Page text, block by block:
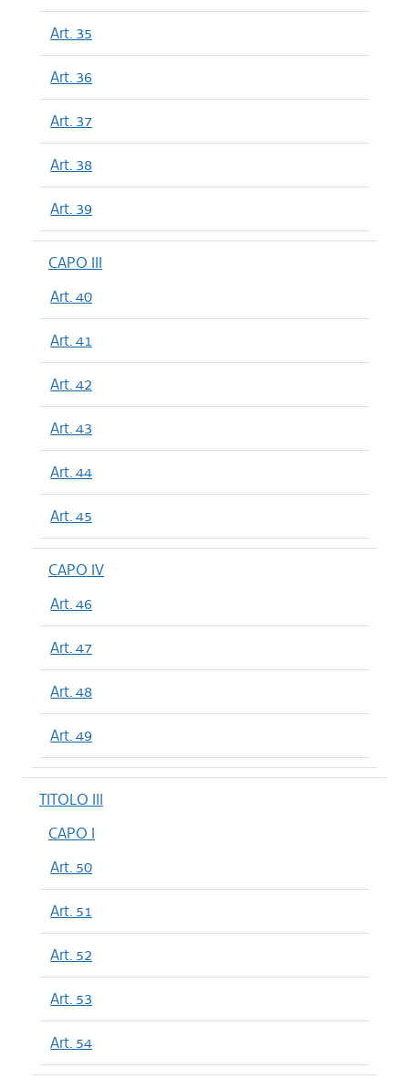
Art. 35
Art. 36
Art. 37
Art. 38
Art. 39
CAPO III
Art. 40
Art. 41
Art. 42
Art. 43
Art. 44
Art. 45
CAPO IV
Art. 46
Art. 47
Art. 48
Art. 49
TITOLO III
CAPO I
Art. 50
Art. 51
Art. 52
Art. 53
Art. 54